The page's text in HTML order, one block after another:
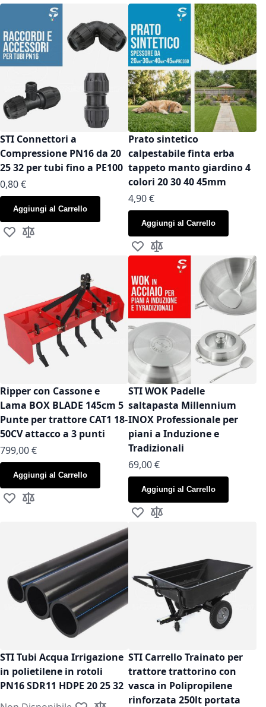
STI Connettori a
Compressione PN16 da 20
25 32 per tubi fino a PE100
As low as
0,80 €
Aggiungi al Carrello
Aggiungi alla lista desideri
Aggiungi al confronto
Prato sintetico
calpestabile finta erba
tappeto manto giardino 4
colori 20 30 40 45mm
As low as
4,90 €
Aggiungi al Carrello
Aggiungi alla lista desideri
Aggiungi al confronto
Ripper con Cassone e
Lama BOX BLADE 145cm 5
Punte per trattore CAT1 18-
50CV attacco a 3 punti
799,00 €
Aggiungi al Carrello
Aggiungi alla lista desideri
Aggiungi al confronto
STI WOK Padelle
saltapasta Millennium
INOX Professionale per
piani a Induzione e
Tradizionali
As low as
69,00 €
Aggiungi al Carrello
Aggiungi alla lista desideri
Aggiungi al confronto
STI Tubi Acqua Irrigazione
in polietilene in rotoli
PN16 SDR11 HDPE 20 25 32
STI Carrello Trainato per
trattore trattorino con
vasca in Polipropilene
rinforzata 250lt portata